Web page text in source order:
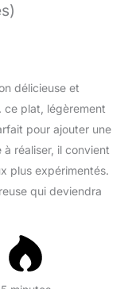
délicieuse et
ce plat, légèrement
pour ajouter une
réaliser, il convient
plus expérimentés.
qui deviendra